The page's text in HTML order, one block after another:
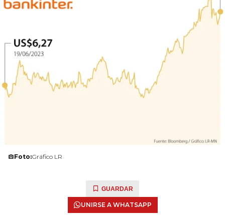
Foto:Gráfico LR
GUARDAR
UNIRSE A WHATSAPP